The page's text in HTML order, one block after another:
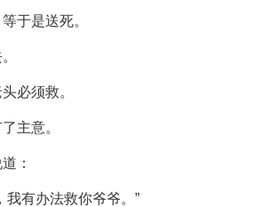
于是送死。
必须救。
主意。
：
我有办法救你爷爷。”